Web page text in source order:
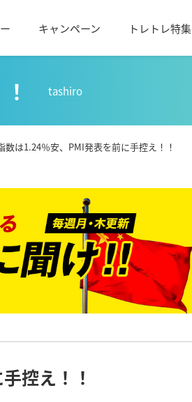
キャンペーン トレトレ特集
tashiro
は1.24％安、PMI発表を前に手控え！！
控え！！